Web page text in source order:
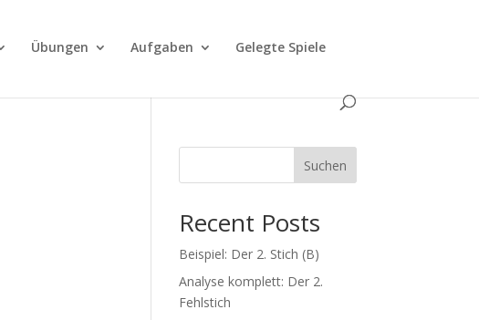
Übungen Aufgaben Gelegte Spiele
Suchen
Recent Posts
Beispiel: Der 2. Stich (B)
Analyse komplett: Der 2.
Fehlstich